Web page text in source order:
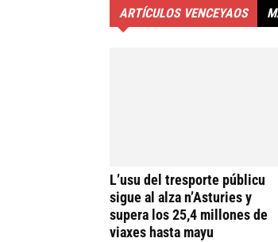
ARTÍCULOS VENCEYAOS
L’usu del tresporte públicu
sigue al alza n’Asturies y
supera los 25,4 millones de
viaxes hasta mayu